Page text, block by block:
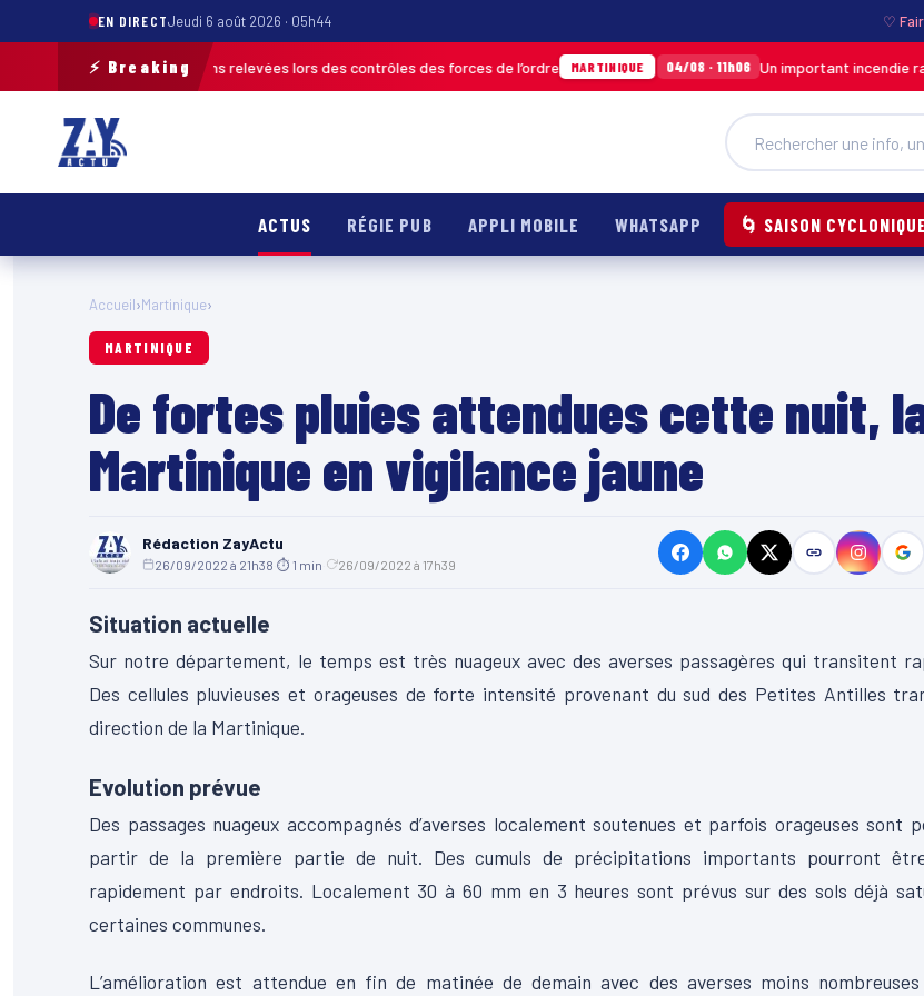
EN DIRECTJeudi 6 août 2026 · 05h44 ♡
⚡ Breaking
: plus de 120 infractions relevées lors des contrôles des forces de l’ordre MARTINIQUE 04/08 · 11h06 Un important incendie ravage
ACTUS RÉGIE PUB APPLI MOBILE WHATSAPP 🌀 SAISON CYCLONIQUE
Accueil›Martinique›
MARTINIQUE
De fortes pluies attendues cette nuit,
Martinique en vigilance jaune
Rédaction ZayActu
26/09/2022 à 21h38 ⏱ 1 min 26/09/2022 à 17h39
Situation actuelle
Sur notre département, le temps est très nuageux avec des averses passagères qui transitent
Des cellules pluvieuses et orageuses de forte intensité provenant du sud des Petites Antilles
direction de la Martinique.
Evolution prévue
Des passages nuageux accompagnés d’averses localement soutenues et parfois orageuses sont
partir de la première partie de nuit. Des cumuls de précipitations importants pourront
rapidement par endroits. Localement 30 à 60 mm en 3 heures sont prévus sur des sols déjà
certaines communes.
L’amélioration est attendue en fin de matinée de demain avec des averses moins